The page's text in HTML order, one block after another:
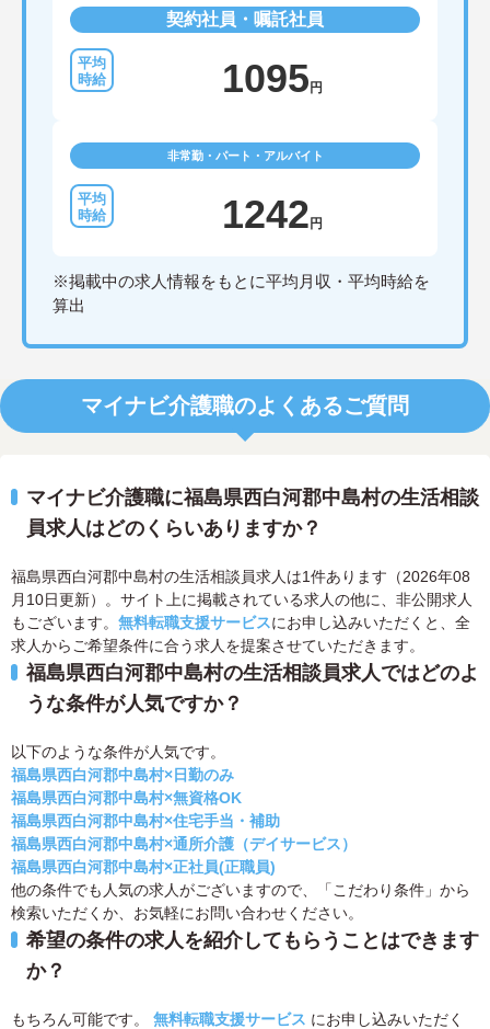
契約社員・嘱託社員
1095 円
非常勤・パート・アルバイト
1242 円
※掲載中の求人情報をもとに平均月収・平均時給を
算出
マイナビ介護職のよくあるご質問
マイナビ介護職に福島県西白河郡中島村の生活相談
員求人はどのくらいありますか？
福島県西白河郡中島村の生活相談員求人は1件あります（2026年08
月10日更新）。サイト上に掲載されている求人の他に、非公開求人
もございます。 無料転職支援サービスにお申し込みいただくと、全
求人からご希望条件に合う求人を提案させていただきます。
福島県西白河郡中島村の生活相談員求人ではどのよ
うな条件が人気ですか？
以下のような条件が人気です。
福島県西白河郡中島村×日勤のみ
福島県西白河郡中島村×無資格OK
福島県西白河郡中島村×住宅手当・補助
福島県西白河郡中島村×通所介護（デイサービス）
福島県西白河郡中島村×正社員(正職員)
他の条件でも人気の求人がございますので、「こだわり条件」から
検索いただくか、お気軽にお問い合わせください。
希望の条件の求人を紹介してもらうことはできます
か？
もちろん可能です。 無料転職支援サービス にお申し込みいただく